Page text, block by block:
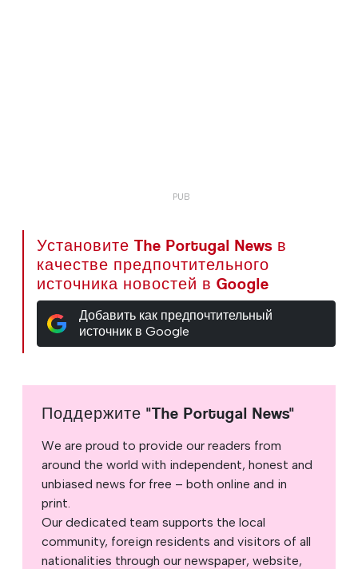
Установите The Portugal News в
качестве предпочтительного
источника новостей в Google
Добавить как предпочтительный
источник в Google
Поддержите "The Portugal News"
We are proud to provide our readers from
around the world with independent, honest and
unbiased news for free – both online and in
print.
Our dedicated team supports the local
community, foreign residents and visitors of all
nationalities through our newspaper, website,